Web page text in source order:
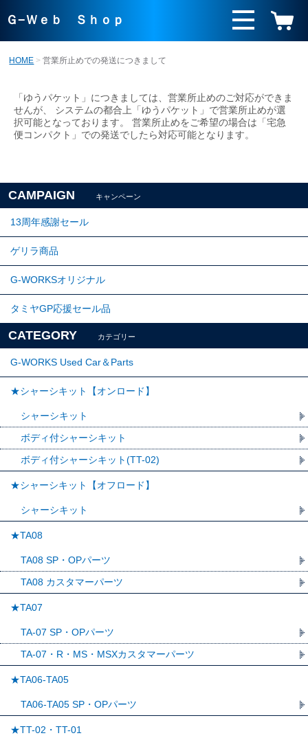
Ｇ−Ｗｅｂ Ｓｈｏｐ
HOME 営業所止めでの発送につきまして
「ゆうパケット」につきましては、営業所止めのご対応ができま
せんが、 システムの都合上「ゆうパケット」で営業所止めが選
択可能となっております。 営業所止めをご希望の場合は「宅急
便コンパクト」での発送でしたら対応可能となります。
CAMPAIGN キャンペーン
13周年感謝セール
ゲリラ商品
G-WORKSオリジナル
タミヤGP応援セール品
CATEGORY カテゴリー
G-WORKS Used Car＆Parts
★シャーシキット【オンロード】
シャーシキット
ボディ付シャーシキット
ボディ付シャーシキット(TT-02)
★シャーシキット【オフロード】
シャーシキット
★TA08
TA08 SP・OPパーツ
TA08 カスタマーパーツ
★TA07
TA-07 SP・OPパーツ
TA-07・R・MS・MSXカスタマーパーツ
★TA06-TA05
TA06-TA05 SP・OPパーツ
★TT-02・TT-01